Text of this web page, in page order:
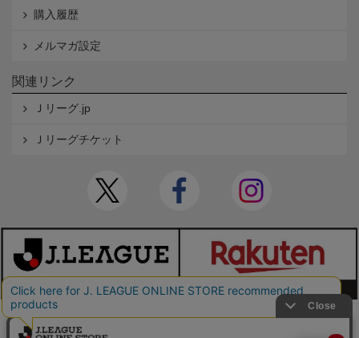
購入履歴
メルマガ設定
関連リンク
Ｊリーグ.jp
Ｊリーグチケット
本サイトで使用している文章・画像等の無断での複製・転載を禁止します。